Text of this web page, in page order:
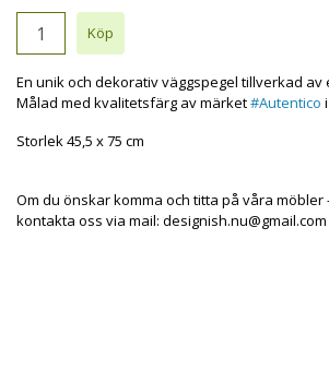
En unik och dekorativ väggspegel tillverkad av
Målad med kvalitetsfärg av märket#Autentico
Storlek 45,5 x 75 cm
Om du önskar komma och titta på våra
kontakta oss via mail: designish.nu@gmail.com